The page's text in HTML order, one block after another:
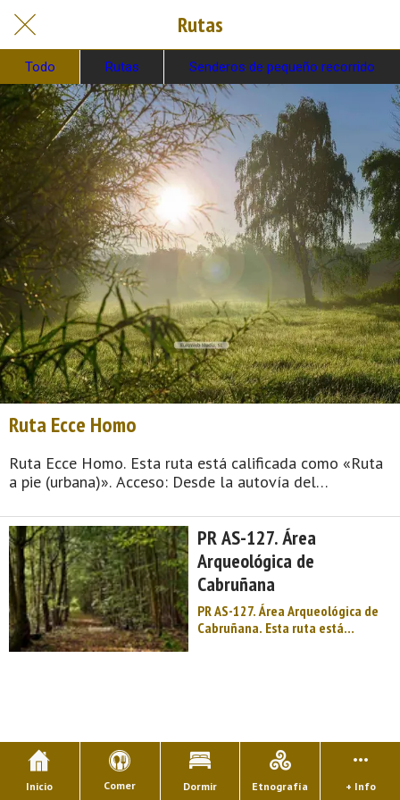
Rutas
Todo Rutas Senderos de pequeño recorrido
Ruta Ecce Homo
Ruta Ecce Homo. Esta ruta está calificada como «Ruta
a pie (urbana)». Acceso: Desde la autovía del
tomamos la salida de la carretera AS-246 (Gijón-
Langreo) para ...
PR AS-127. Área
Arqueológica de
Cabruñana
PR AS-127. Área Arqueológica de
Cabruñana. Esta ruta está
Inicio Comer Dormir Etnografía + Info